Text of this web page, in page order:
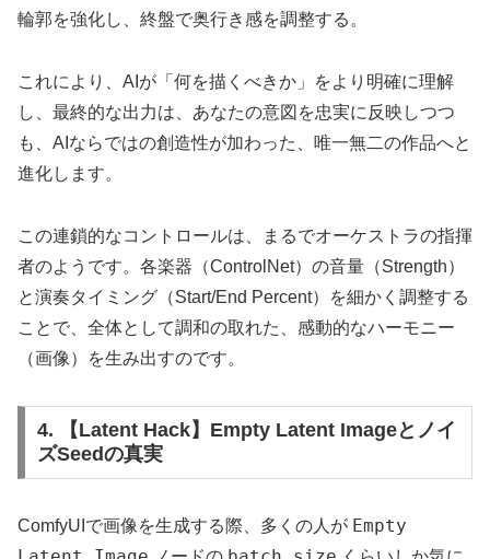
輪郭を強化し、終盤で奥行き感を調整する。
これにより、AIが「何を描くべきか」をより明確に理解
し、最終的な出力は、あなたの意図を忠実に反映しつつ
も、AIならではの創造性が加わった、唯一無二の作品へと
進化します。
この連鎖的なコントロールは、まるでオーケストラの指揮
者のようです。各楽器（ControlNet）の音量（Strength）
と演奏タイミング（Start/End Percent）を細かく調整する
ことで、全体として調和の取れた、感動的なハーモニー
（画像）を生み出すのです。
4. 【Latent Hack】Empty Latent Imageとノイ
ズSeedの真実
ComfyUIで画像を生成する際、多くの人が Empty